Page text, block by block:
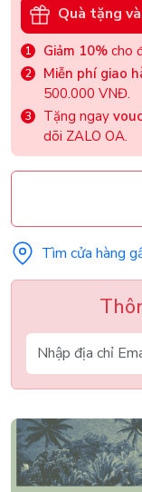
Quà tặng
Giảm 10% cho
Miễn phí giao
500.000 VNĐ.
Tặng ngay
dõi ZALO OA.
Tìm cửa hàng